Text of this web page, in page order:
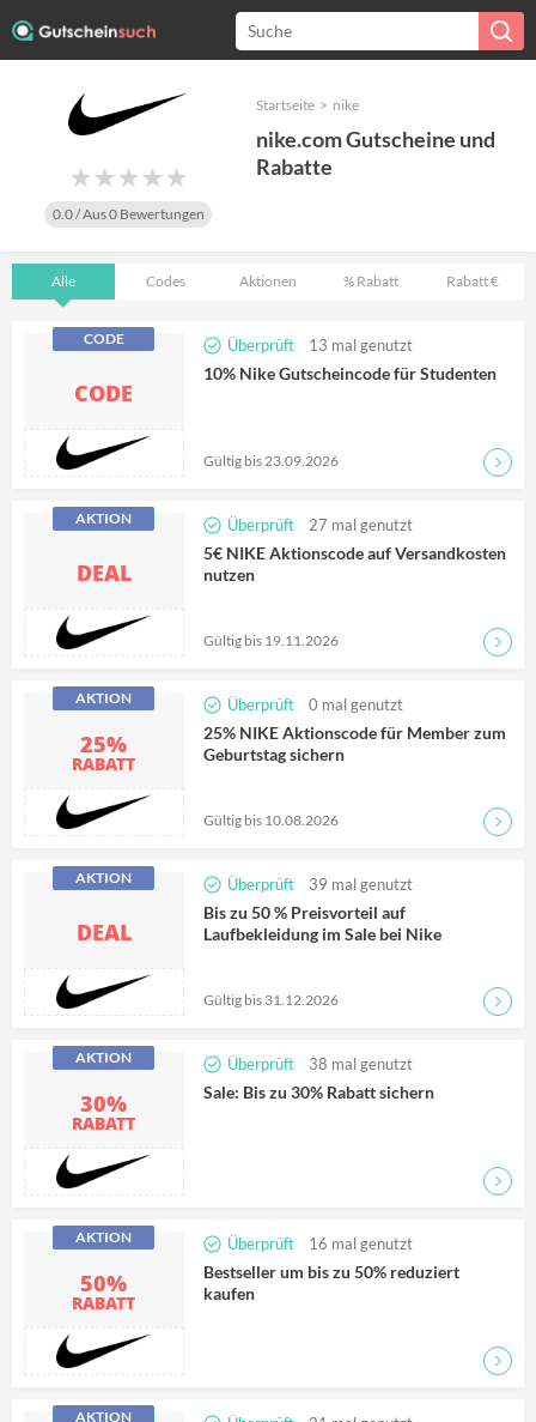
Startseite > nike
nike.com Gutscheine und
Rabatte
0.0/ Aus0Bewertungen
Alle Codes Aktionen % Rabatt Rabatt €
CODE
CODE Überprüft 13 mal genutzt
10% Nike Gutscheincode für Studenten
Gültig bis 23.09.2026
DEAL
AKTION Überprüft 27 mal genutzt
5€ NIKE Aktionscode auf Versandkosten
nutzen
Gültig bis 19.11.2026 Zum
25%
RABATT
AKTION Überprüft 0 mal genutzt
25% NIKE Aktionscode für Member zum
Geburtstag sichern
Gültig bis 10.08.2026 Zum
DEAL
AKTION Überprüft 39 mal genutzt
Bis zu 50 % Preisvorteil auf
Laufbekleidung im Sale bei Nike
Gültig bis 31.12.2026 Zum
30%
RABATT
AKTION Überprüft 38 mal genutzt
Sale: Bis zu 30% Rabatt sichern
Zum
50%
RABATT
AKTION Überprüft 16 mal genutzt
Bestseller um bis zu 50% reduziert
kaufen
Zum
AKTION